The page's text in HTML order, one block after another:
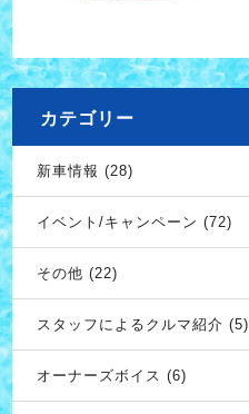
カテゴリー
新車情報 (28)
イベント/キャンペーン (72)
その他 (22)
スタッフによるクルマ紹介 (5)
オーナーズボイス (6)